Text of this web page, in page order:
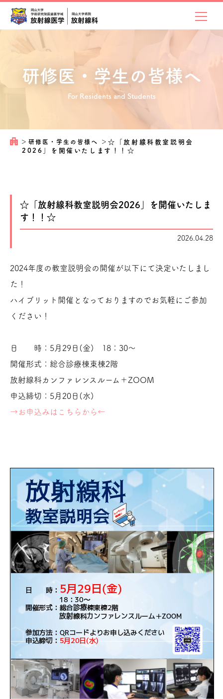
研修医・学生の皆様へ
For Residents and Students
＞ 研修医・学生の皆様へ ＞☆「放射線科教室説明会
2026」を開催いたします！！☆
☆「放射線科教室説明会2026」を開催いたしま
す！！☆
2026.04.28
2024年度の教室説明会の開催が以下にて決定いたしまし
た！
ハイブリット開催となっておりますのでお気軽にご参加
ください！
日 時：5月29日(金) 18：30～
開催形式：総合診療棟東棟2階
放射線科カンファレンスルーム＋ZOOM
申込締切：5月20日(水)
→お申込みはこちらから←